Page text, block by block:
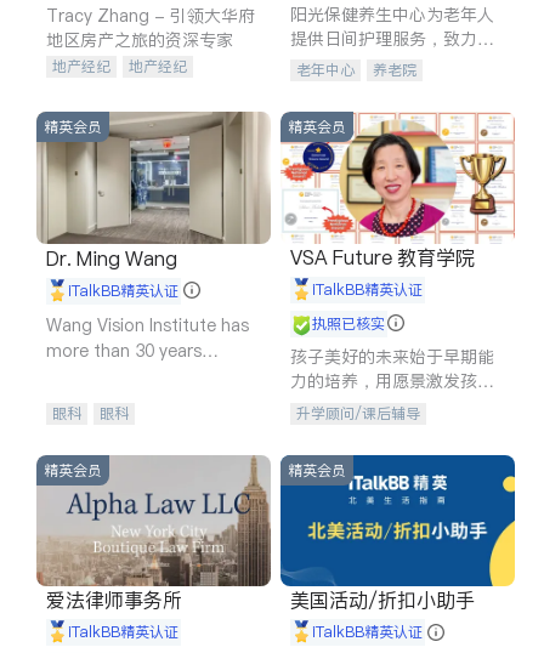
Tracy Zhang - 引领大华府
地区房产之旅的资深专家
地产经纪
地产经纪
商铺租售
开发商建商
阳光保健养生中心为老年人
提供日间护理服务，致力于
通过持续的护理创新来有效
老年中心 养老院
精英会员
Dr. Ming Wang
iTalkBB精英认证
Wang Vision Institute has
more than 30 years
眼科 眼科
精英会员
VSA Future 教育学院
iTalkBB精英认证
执照已核实
孩子美好的未来始于早期能
力的培养，用愿景激发孩子
的学习潜力和动力。理念：
拥有成长型心态是成功的基
石。
升学顾问/课后辅导
精英会员
爱法律师事务所
iTalkBB精英认证
精英会员
美国活动/折扣小助手
iTalkBB精英认证